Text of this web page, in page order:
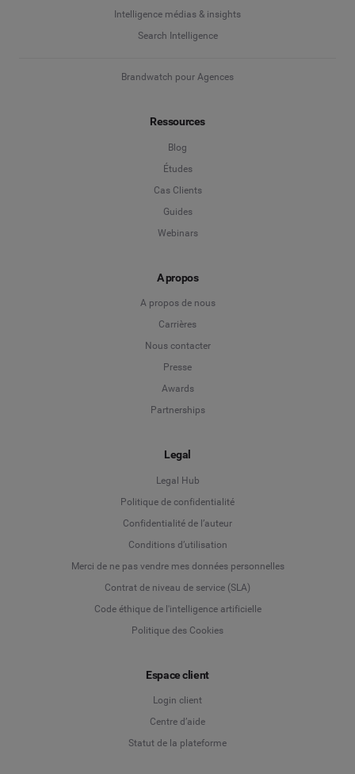
Intelligence médias & insights
Search Intelligence
Brandwatch pour Agences
Ressources
Blog
Études
Cas Clients
Guides
Webinars
A propos
A propos de nous
Carrières
Nous contacter
Presse
Awards
Partnerships
Legal
Legal Hub
Politique de confidentialité
Confidentialité de l’auteur
Conditions d’utilisation
Merci de ne pas vendre mes données personnelles
Contrat de niveau de service (SLA)
Code éthique de l'intelligence artificielle
Politique des Cookies
Espace client
Login client
Centre d’aide
Statut de la plateforme
English
Español